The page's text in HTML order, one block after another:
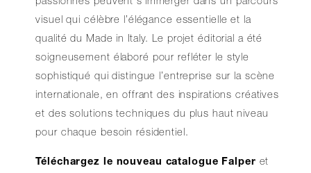
visuel qui célèbre l’élégance essentielle et la
qualité du Made in Italy. Le projet éditorial a été
soigneusement élaboré pour refléter le style
sophistiqué qui distingue l’entreprise sur la scène
internationale, en offrant des inspirations créatives
et des solutions techniques du plus haut niveau
pour chaque besoin résidentiel.
Téléchargez le nouveau catalogue Falper et